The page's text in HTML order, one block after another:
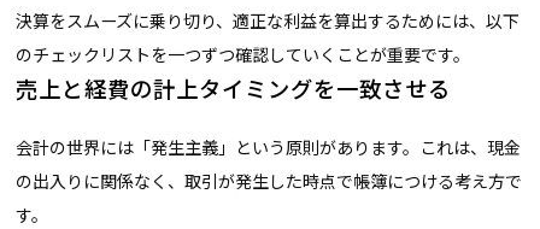
決算をスムーズに乗り切り、適正な利益を算出するためには、以下
のチェックリストを一つずつ確認していくことが重要です。
売上と経費の計上タイミングを一致させる
会計の世界には「発生主義」という原則があります。これは、現金
の出入りに関係なく、取引が発生した時点で帳簿につける考え方で
す。